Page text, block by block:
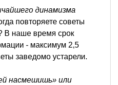
динамизма
повторяете советы
В наше время срок
- максимум 2,5
заведомо устарели.
насмешишь» или